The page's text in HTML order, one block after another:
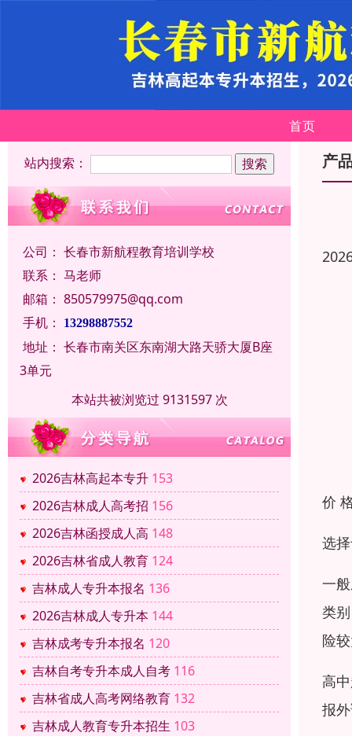
首页
站内搜索：
公司： 长春市新航程教育培训学校
联系： 马老师
邮箱： 850579975@qq.com
手机：
13298887552
地址： 长春市南关区东南湖大路天骄大厦B座
3单元
本站共被浏览过 9131597 次
2026吉林高起本专升 153
2026吉林成人高考招 156
2026吉林函授成人高 148
2026吉林省成人教育 124
吉林成人专升本报名 136
2026吉林成人专升本 144
吉林成考专升本报名 120
吉林自考专升本成人自考 116
吉林省成人高考网络教育 132
吉林成人教育专升本招生 103
产
价
选
一
类
险
高
报